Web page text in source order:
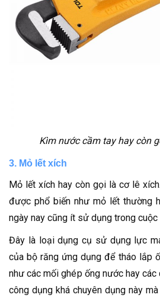
Kìm nước cầm tay hay còn
3. Mỏ lết xích
Mỏ lết xích hay còn gọi là cơ lê
được phổ biến như mỏ lết thường
ngày nay cũng ít sử dụng trong cuộc
Đây là loại dụng cụ sử dụng lực
của bộ răng ứng dụng để tháo lắp
như các mối ghép ống nước hay
công dụng khá chuyên dụng này